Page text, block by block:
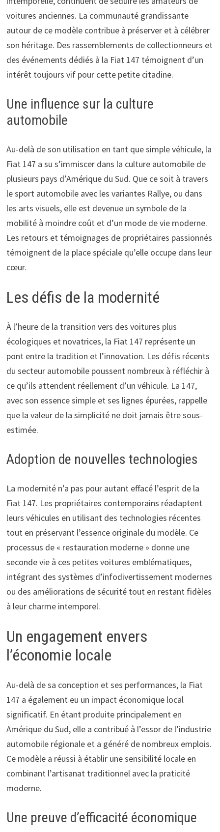
voitures anciennes. La communauté grandissante
autour de ce modèle contribue à préserver et à célébrer
son héritage. Des rassemblements de collectionneurs et
des événements dédiés à la Fiat 147 témoignent d’un
intérêt toujours vif pour cette petite citadine.
Une influence sur la culture
automobile
Au-delà de son utilisation en tant que simple véhicule, la
Fiat 147 a su s’immiscer dans la culture automobile de
plusieurs pays d’Amérique du Sud. Que ce soit à travers
le sport automobile avec les variantes Rallye, ou dans
les arts visuels, elle est devenue un symbole de la
mobilité à moindre coût et d’un mode de vie moderne.
Les retours et témoignages de propriétaires passionnés
témoignent de la place spéciale qu’elle occupe dans leur
cœur.
Les défis de la modernité
À l’heure de la transition vers des voitures plus
écologiques et novatrices, la Fiat 147 représente un
pont entre la tradition et l’innovation. Les défis récents
du secteur automobile poussent nombreux à réfléchir à
ce qu’ils attendent réellement d’un véhicule. La 147,
avec son essence simple et ses lignes épurées, rappelle
que la valeur de la simplicité ne doit jamais être sous-
estimée.
Adoption de nouvelles technologies
La modernité n’a pas pour autant effacé l’esprit de la
Fiat 147. Les propriétaires contemporains réadaptent
leurs véhicules en utilisant des technologies récentes
tout en préservant l’essence originale du modèle. Ce
processus de « restauration moderne » donne une
seconde vie à ces petites voitures emblématiques,
intégrant des systèmes d’infodivertissement modernes
ou des améliorations de sécurité tout en restant fidèles
à leur charme intemporel.
Un engagement envers
l’économie locale
Au-delà de sa conception et ses performances, la Fiat
147 a également eu un impact économique local
significatif. En étant produite principalement en
Amérique du Sud, elle a contribué à l’essor de l’industrie
automobile régionale et a généré de nombreux emplois.
Ce modèle a réussi à établir une sensibilité locale en
combinant l’artisanat traditionnel avec la praticité
moderne.
Une preuve d’efficacité économique